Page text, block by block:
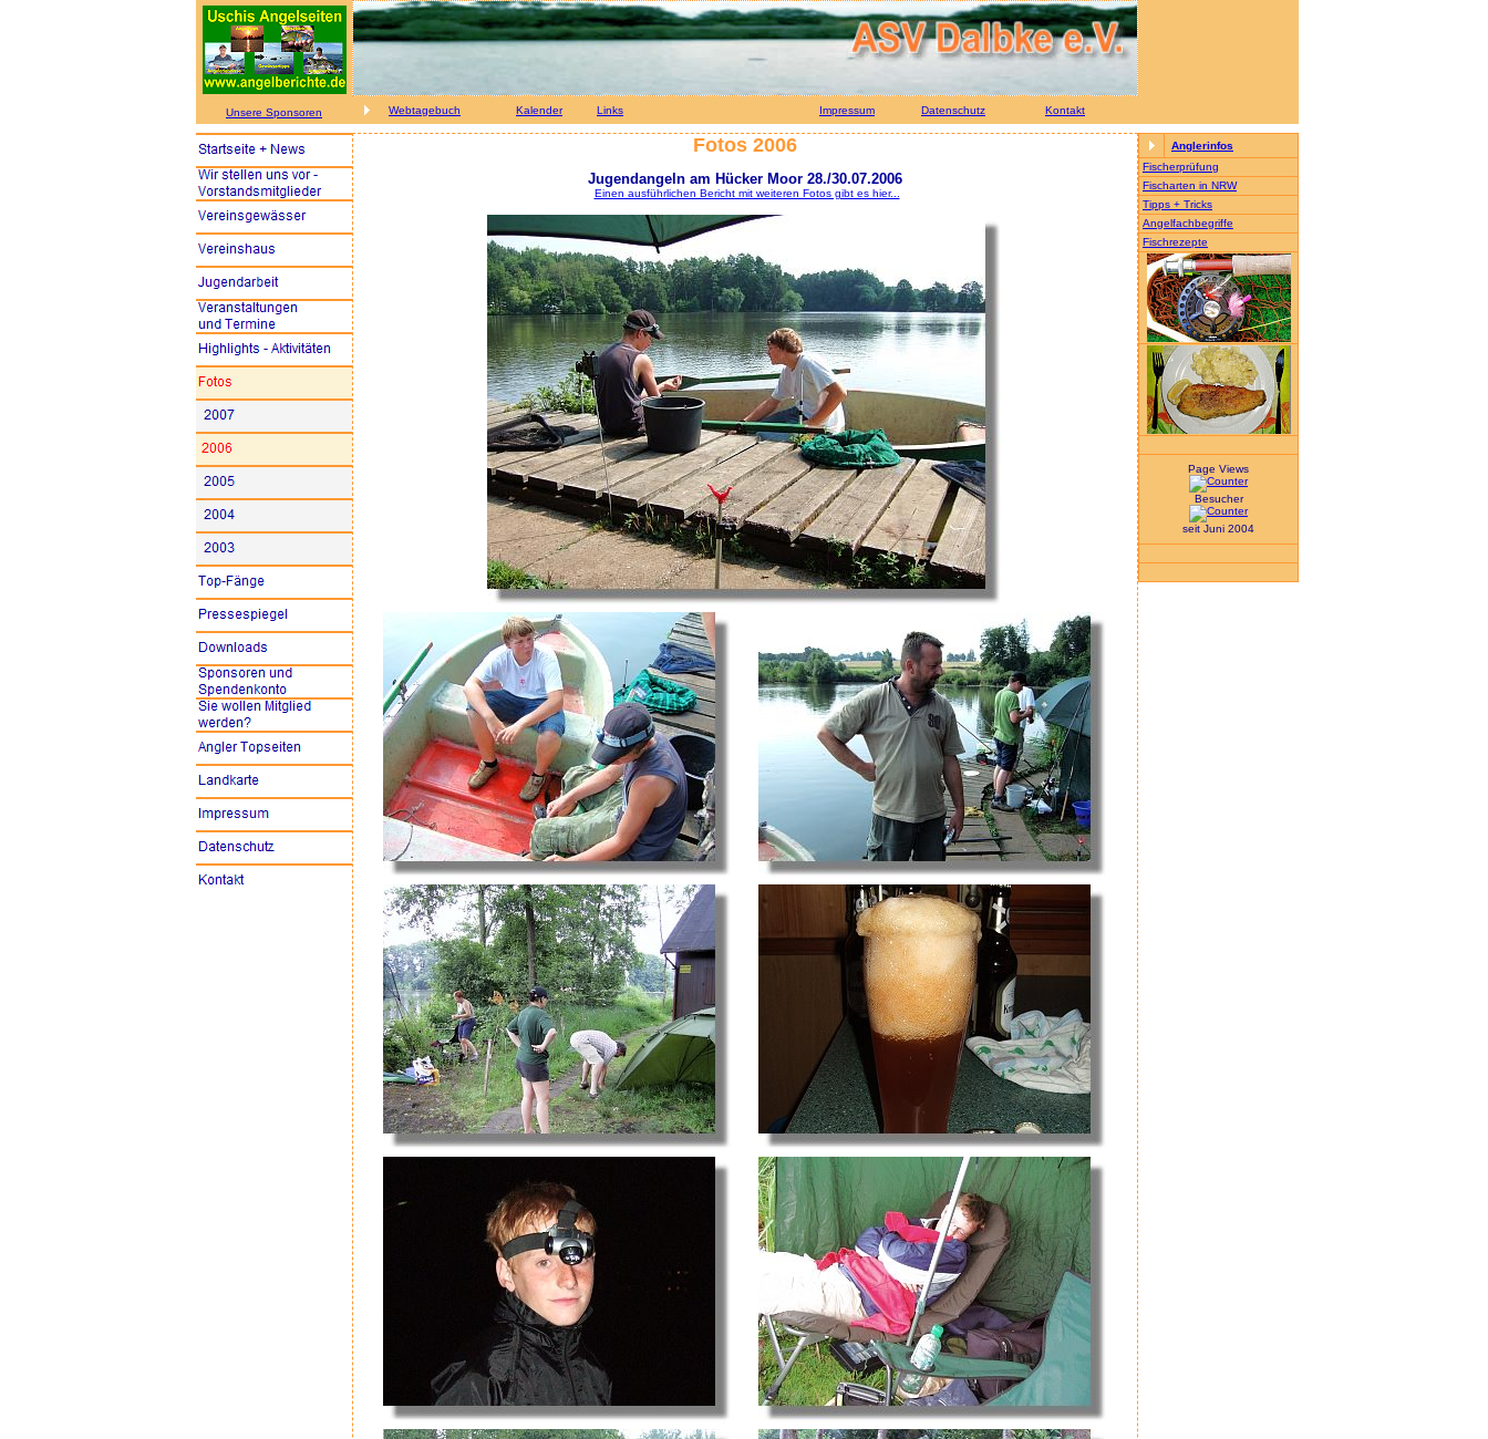
Unsere Sponsoren Webtagebuch Kalender Links Impressum Datenschutz Kontakt
Fotos 2006
Jugendangeln am Hücker Moor 28./30.07.2006
Einen ausführlichen Bericht mit weiteren Fotos gibt es hier...
Anglerinfos
Fischerprüfung
Fischarten in NRW
Tipps + Tricks
Angelfachbegriffe
Fischrezepte
Page Views
Besucher
seit Juni 2004